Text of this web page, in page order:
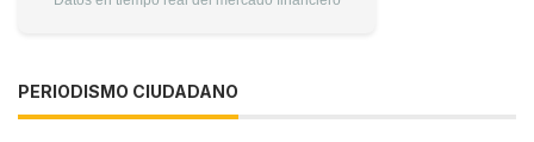
PERIODISMO CIUDADANO